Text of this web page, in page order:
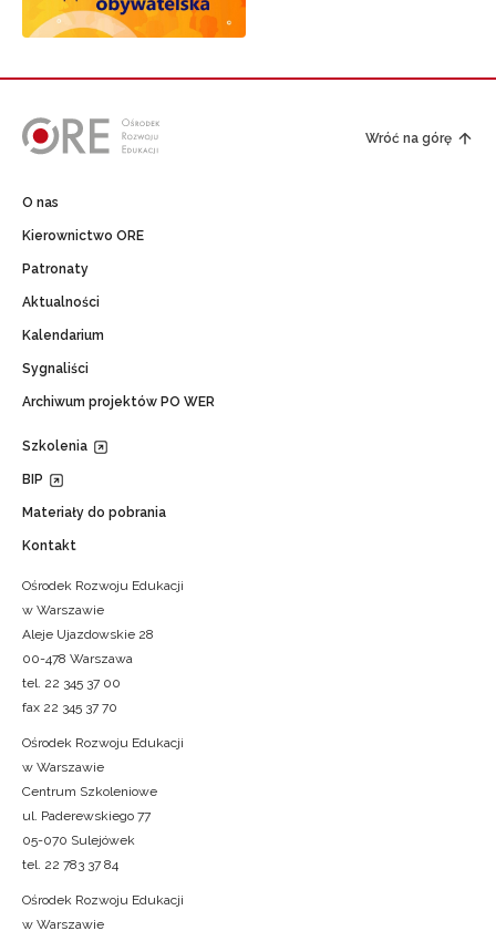
Wróć na górę
O nas
Kierownictwo ORE
Patronaty
Aktualności
Kalendarium
Sygnaliści
Archiwum projektów PO WER
Szkolenia
BIP
Materiały do pobrania
Kontakt
Ośrodek Rozwoju Edukacji
w Warszawie
Aleje Ujazdowskie 28
00-478 Warszawa
tel. 22 345 37 00
fax 22 345 37 70
Ośrodek Rozwoju Edukacji
w Warszawie
Centrum Szkoleniowe
ul. Paderewskiego 77
05-070 Sulejówek
tel. 22 783 37 84
Ośrodek Rozwoju Edukacji
w Warszawie